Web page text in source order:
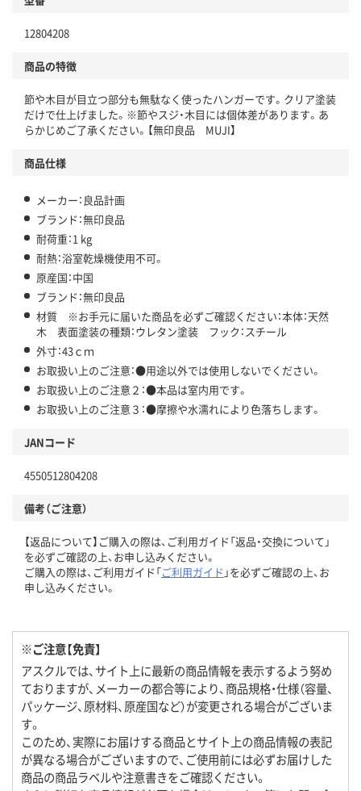
12804208
商品の特徴
節や木目が目立つ部分も無駄なく使ったハンガーです。クリア塗装
だけで仕上げました。※節やスジ・木目には個体差があります。あ
らかじめご了承ください。【無印良品 MUJI】
商品仕様
メーカー：良品計画
ブランド：無印良品
耐荷重：1 kg
耐熱：浴室乾燥機使用不可。
原産国：中国
ブランド：無印良品
材質 ※お手元に届いた商品を必ずご確認ください：本体：天然
木 表面塗装の種類：ウレタン塗装 フック：スチール
外寸：43ｃｍ
お取扱い上のご注意：●用途以外では使用しないでください。
お取扱い上のご注意２：●本品は室内用です。
お取扱い上のご注意３：●摩擦や水濡れにより色落ちします。
JANコード
4550512804208
備考（ご注意）
【返品について】ご購入の際は、ご利用ガイド「返品・交換について」
を必ずご確認の上、お申し込みください。
ご購入の際は、ご利用ガイド「ご利用ガイド 」を必ずご確認の上、お
申し込みください。
※ご注意【免責】
アスクルでは、サイト上に最新の商品情報を表示するよう努め
ておりますが、メーカーの都合等により、商品規格・仕様（容量、
パッケージ、原材料、原産国など）が変更される場合がございま
す。
このため、実際にお届けする商品とサイト上の商品情報の表記
が異なる場合がございますので、ご使用前には必ずお届けした
商品の商品ラベルや注意書きをご確認ください。